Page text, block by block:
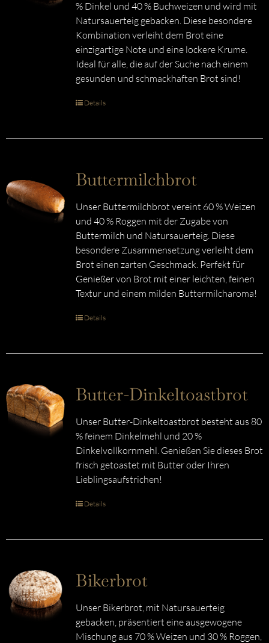
% Dinkel und 40 % Buchweizen und wird mit
Natursauerteig gebacken. Diese besondere
Kombination verleiht dem Brot eine
einzigartige Note und eine lockere Krume.
Ideal für alle, die auf der Suche nach einem
gesunden und schmackhaften Brot sind!
Details
Buttermilchbrot
Unser Buttermilchbrot vereint 60 % Weizen
und 40 % Roggen mit der Zugabe von
Buttermilch und Natursauerteig. Diese
besondere Zusammensetzung verleiht dem
Brot einen zarten Geschmack. Perfekt für
Genießer von Brot mit einer leichten, feinen
Textur und einem milden Buttermilcharoma!
Details
Butter-Dinkeltoastbrot
Unser Butter-Dinkeltoastbrot besteht aus 80
% feinem Dinkelmehl und 20 %
Dinkelvollkornmehl. Genießen Sie dieses Brot
frisch getoastet mit Butter oder Ihren
Lieblingsaufstrichen!
Details
Bikerbrot
Unser Bikerbrot, mit Natursauerteig
gebacken, präsentiert eine ausgewogene
Mischung aus 70 % Weizen und 30 % Roggen,